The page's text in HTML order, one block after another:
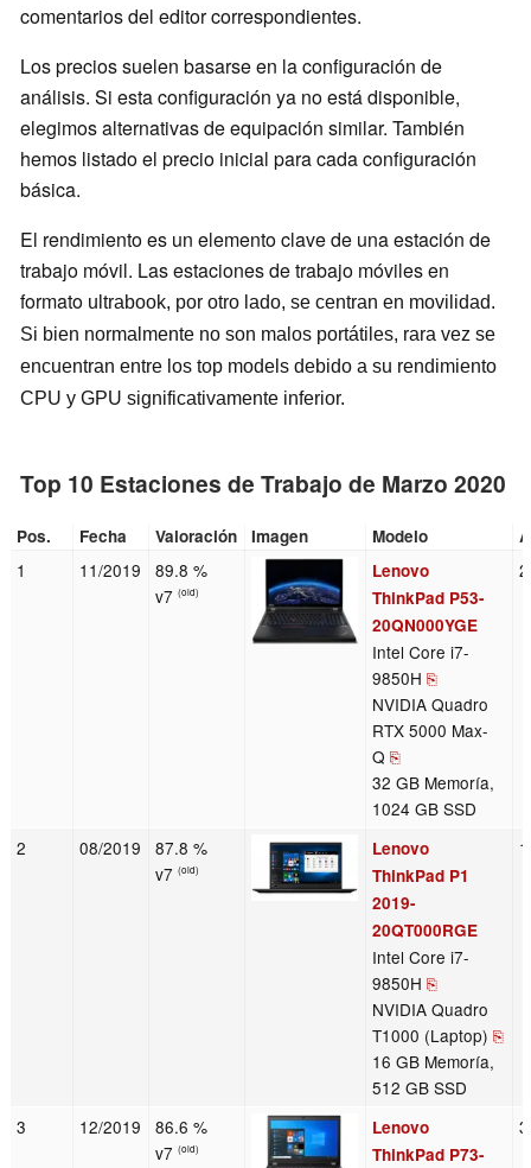
comentarios del editor correspondientes.
Los precios suelen basarse en la configuración de
análisis. Si esta configuración ya no está disponible,
elegimos alternativas de equipación similar. También
hemos listado el precio inicial para cada configuración
básica.
El rendimiento es un elemento clave de una estación de
trabajo móvil. Las estaciones de trabajo móviles en
formato ultrabook, por otro lado, se centran en movilidad.
Si bien normalmente no son malos portátiles, rara vez se
encuentran entre los top models debido a su rendimiento
CPU y GPU significativamente inferior.
Top 10 Estaciones de Trabajo de Marzo 2020
Pos. Fecha Valoración Imagen Modelo
1 11/2019
89.8 %
v7(old)
Lenovo
ThinkPad P53-
20QN000YGE
Intel Core i7-
9850H ⎘
NVIDIA Quadro
RTX 5000 Max-
Q ⎘
32 GB Memoría,
1024 GB SSD
2 08/2019
87.8 %
v7(old)
Lenovo
ThinkPad P1
2019-
20QT000RGE
Intel Core i7-
9850H ⎘
NVIDIA Quadro
T1000 (Laptop) ⎘
16 GB Memoría,
512 GB SSD
3 12/2019
86.6 %
v7(old)
Lenovo
ThinkPad P73-